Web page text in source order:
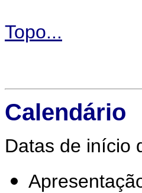
Topo...
Calendário
Datas de início